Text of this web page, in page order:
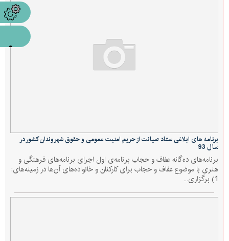
برنامه های ابلاغی ستاد صیانت از حریم امنیت عمومی و حقوق شهروندان کشور در
سال 93
برنامه‌های ده‌گانه عفاف و حجاب برنامه‌ی اول اجرای برنامه‌های فرهنگی و
هنری با موضوع عفاف و حجاب برای کارکنان و خانواده‌های آن‌ها در زمینه‌های:
1) برگزاری...